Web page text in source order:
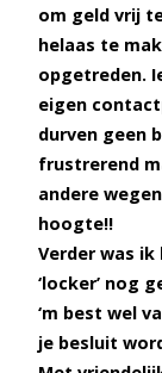
om geld vrij
helaas te
opgetreden.
eigen
durven geen
frustrerend
andere
hoogte!!
Verder was
‘locker’ nog
‘m best wel
je besluit